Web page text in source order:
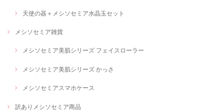
天使の器＋メシソセミア水晶玉セット
メシソセミア雑貨
メシソセミア美肌シリーズ フェイスローラー
メシソセミア美肌シリーズ かっさ
メシソセミアスマホケース
訳ありメシソセミア商品